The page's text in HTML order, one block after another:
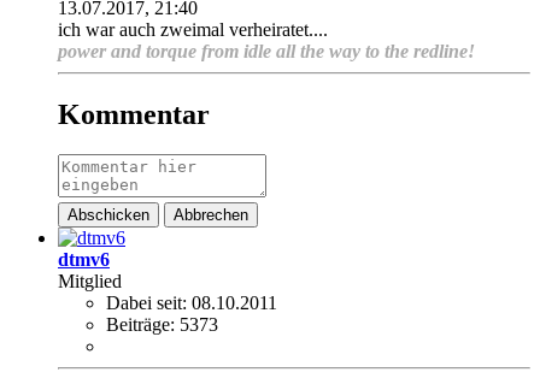
13.07.2017, 21:40
ich war auch zweimal verheiratet....
power and torque from idle all the way to the redline!
Kommentar
Abschicken Abbrechen
dtmv6
Mitglied
Dabei seit: 08.10.2011
Beiträge: 5373